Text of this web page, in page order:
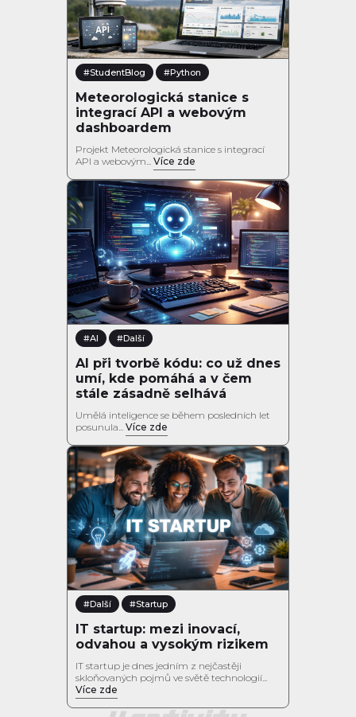
#StudentBlog #Python
Meteorologická stanice s
integrací API a webovým
dashboardem
Projekt Meteorologická stanice s integrací
API a webovým... Více zde
#AI #Další
AI při tvorbě kódu: co už dnes
umí, kde pomáhá a v čem
stále zásadně selhává
Umělá inteligence se během posledních let
posunula... Více zde
#Další #Startup
IT startup: mezi inovací,
odvahou a vysokým rizikem
IT startup je dnes jedním z nejčastěji
skloňovaných pojmů ve světě technologií...
Více zde